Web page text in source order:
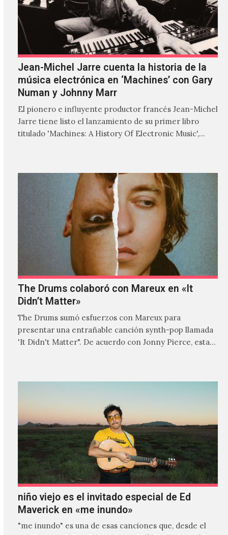
Jean-Michel Jarre cuenta la historia de la
música electrónica en ‘Machines’ con Gary
Numan y Johnny Marr
El pionero e influyente productor francés Jean-Michel
Jarre tiene listo el lanzamiento de su primer libro
titulado 'Machines: A History Of Electronic Music',
The Drums colaboró con Mareux en «It
Didn’t Matter»
The Drums sumó esfuerzos con Mareux para
presentar una entrañable canción synth-pop llamada
'It Didn't Matter". De acuerdo con Jonny Pierce, esta
niño viejo es el invitado especial de Ed
Maverick en «me inundo»
"me inundo" es una de esas canciones que, desde el